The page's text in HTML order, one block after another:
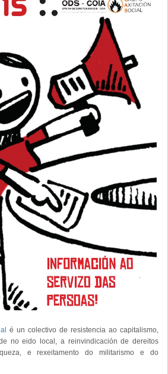
é un colectivo de resistencia ao capitalismo,
no eido local, a reinvindicación de dereitos
e rexeitamento do militarismo e do